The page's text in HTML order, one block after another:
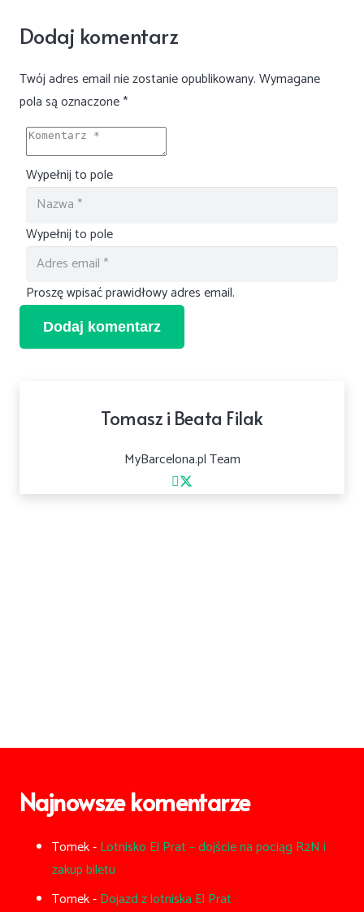
Dodaj komentarz
Twój adres email nie zostanie opublikowany.Wymagane
pola są oznaczone*
Wypełnij to pole
Wypełnij to pole
Proszę wpisać prawidłowy adres email.
Dodaj komentarz
Tomasz i Beata Filak
MyBarcelona.pl Team
Najnowsze komentarze
Tomek-Lotnisko El Prat – dojście na pociąg R2N i
zakup biletu
Tomek-Dojazd z lotniska El Prat